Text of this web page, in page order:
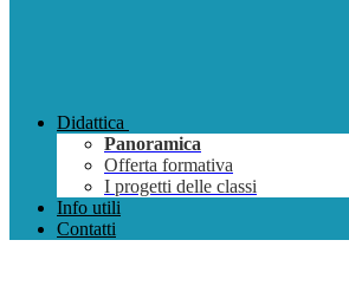
Didattica
Panoramica
Offerta formativa
I progetti delle classi
Info utili
Contatti